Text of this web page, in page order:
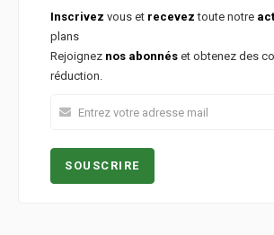
Inscrivez vous et recevez toute notre
plans
Rejoignez nos abonnés et obtenez des
réduction.